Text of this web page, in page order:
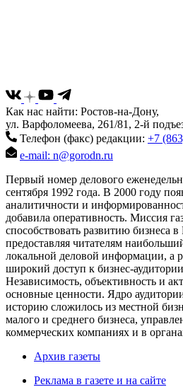
Как нас найти: Ростов-на-Дону,
ул. Варфоломеева, 261/81, 2-й
Телефон (факс) редакции: +7
e-mail: n@gorodn.ru
Первый номер делового
сентября 1992 года. В 2000 году
аналитичности и
добавила оперативность. Миссия
способствовать развитию бизнеса в
предоставляя читателям
локальной деловой информации, а
широкий доступ к бизнес-
Независимость, объективность и
основные ценности. Ядро
историю сложилось из местной
малого и среднего бизнеса,
коммерческих компаниях и в
Архив газеты
Реклама в газете и на сайте